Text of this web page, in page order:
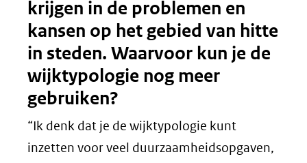
krijgen in de problemen en
kansen op het gebied van hitte
in steden. Waarvoor kun je de
wijktypologie nog meer
gebruiken?
“Ik denk dat je de wijktypologie kunt
inzetten voor veel duurzaamheidsopgaven,